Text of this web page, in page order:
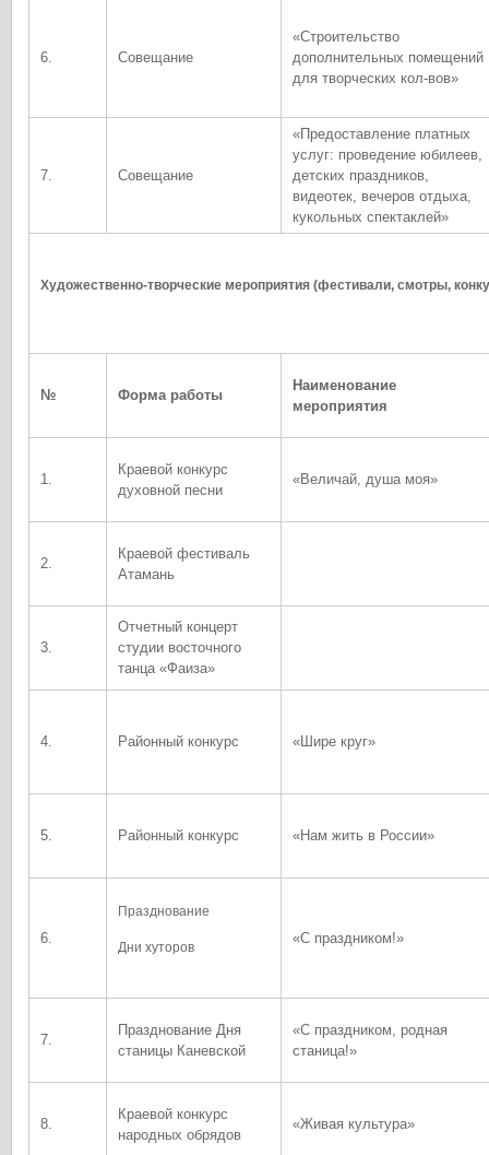
6. Совещание
«Строительство
дополнительных помещений
для творческих кол-вов»
7. Совещание
«Предоставление платных
услуг: проведение юбилеев,
детских праздников,
видеотек, вечеров отдыха,
кукольных спектаклей»
Художественно-творческие мероприятия (фестивали, смотры,
№ Форма работы
Наименование
мероприятия
1.
Краевой конкурс
духовной песни
«Величай, душа моя»
2.
Краевой фестиваль
Атамань
3.
Отчетный концерт
студии восточного
танца «Фаиза»
4. Районный конкурс «Шире круг»
5. Районный конкурс «Нам жить в России»
6.
Празднование
Дни хуторов
«С праздником!»
7.
Празднование Дня
станицы Каневской
«С праздником, родная
станица!»
8.
Краевой конкурс
народных обрядов
«Живая культура»